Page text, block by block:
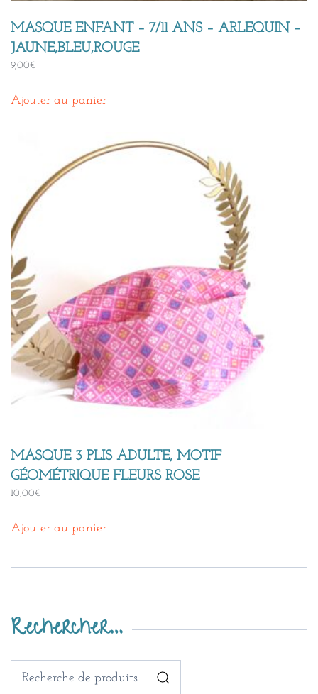
MASQUE ENFANT – 7/11 ANS – ARLEQUIN –
JAUNE,BLEU,ROUGE
9,00€
Ajouter au panier
MASQUE 3 PLIS ADULTE, MOTIF
GÉOMÉTRIQUE FLEURS ROSE
10,00€
Ajouter au panier
Rechercher…
Recherche